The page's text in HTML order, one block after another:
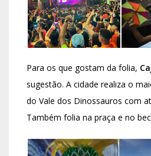
Para os que gostam da folia,
sugestão. A cidade realiza o
do Vale dos Dinossauros com
Também folia na praça e no